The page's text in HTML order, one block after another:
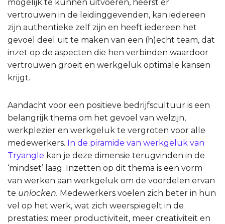
mogelijk te kunnen uitvoeren, heerst er
vertrouwen in de leidinggevenden, kan iedereen
zijn authentieke zelf zijn en heeft iedereen het
gevoel deel uit te maken van een (h)echt team, dat
inzet op de aspecten die hen verbinden waardoor
vertrouwen groeit en werkgeluk optimale kansen
krijgt.
Aandacht voor een positieve bedrijfscultuur is een
belangrijk thema om het gevoel van welzijn,
werkplezier en werkgeluk te vergroten voor alle
medewerkers. In de piramide van werkgeluk van
Tryangle kan je deze dimensie terugvinden in de
‘mindset’ laag. Inzetten op dit thema is een vorm
van werken aan werkgeluk om de voordelen ervan
te unlocken. Medewerkers voelen zich beter in hun
vel op het werk, wat zich weerspiegelt in de
prestaties: meer productiviteit, meer creativiteit en